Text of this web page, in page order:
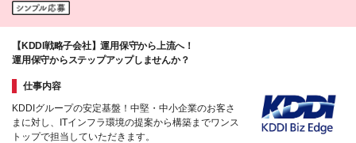
【KDDI戦略子会社】運用保守から上流へ！
運用保守からステップアップしませんか？
仕事内容
KDDIグループの安定基盤！中堅・中小企業のお客さ
まに対し、ITインフラ環境の提案から構築までワンス
トップで担当していただきます。